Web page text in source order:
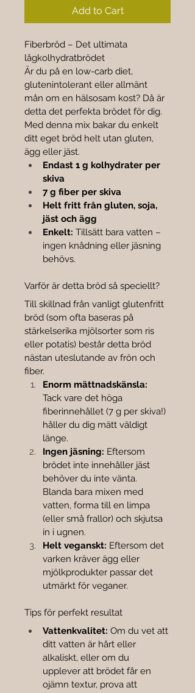
Add to Cart
Fiberbröd – Det ultimata
lågkolhydratbrödet
Är du på en low-carb diet,
glutenintolerant eller allmänt
mån om en hälsosam kost? Då är
detta det perfekta brödet för dig.
Med denna mix bakar du enkelt
ditt eget bröd helt utan gluten,
ägg eller jäst.
Endast 1 g kolhydrater per
skiva
7 g fiber per skiva
Helt fritt från gluten, soja,
jäst och ägg
Enkelt: Tillsätt bara vatten –
ingen knådning eller jäsning
behövs.
Varför är detta bröd så speciellt?
Till skillnad från vanligt glutenfritt
bröd (som ofta baseras på
stärkelserika mjölsorter som ris
eller potatis) består detta bröd
nästan uteslutande av frön och
fiber.
Enorm mättnadskänsla:
Tack vare det höga
fiberinnehållet (7 g per skiva!)
håller du dig mätt väldigt
länge.
Ingen jäsning: Eftersom
brödet inte innehåller jäst
behöver du inte vänta.
Blanda bara mixen med
vatten, forma till en limpa
(eller små frallor) och skjutsa
in i ugnen.
Helt veganskt: Eftersom det
varken kräver ägg eller
mjölkprodukter passar det
utmärkt för veganer.
Tips för perfekt resultat
Vattenkvalitet: Om du vet att
ditt vatten är hårt eller
alkaliskt, eller om du
upplever att brödet får en
ojämn textur, prova att